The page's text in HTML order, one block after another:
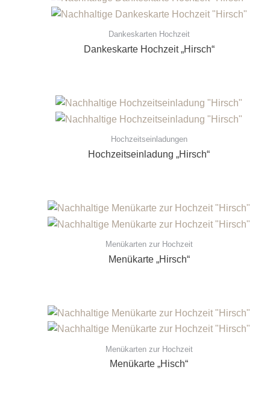
Dankeskarten Hochzeit
Dankeskarte Hochzeit „Hirsch“
Hochzeitseinladungen
Hochzeitseinladung „Hirsch“
Menükarten zur Hochzeit
Menükarte „Hirsch“
Menükarten zur Hochzeit
Menükarte „Hisch“